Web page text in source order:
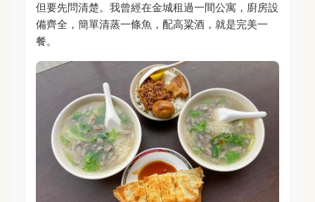
但要先問清楚。我曾經在金城租過一間公寓，廚房設
備齊全，簡單清蒸一條魚，配高粱酒，就是完美一
餐。